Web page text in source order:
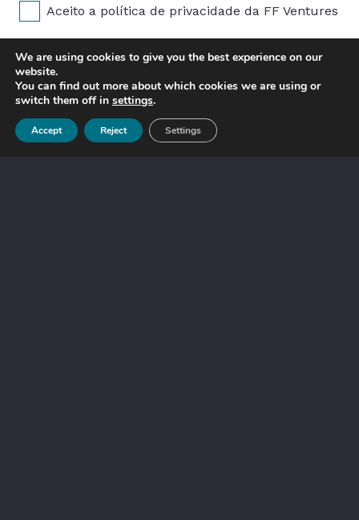
Aceito a política de privacidade da FF Ventures
SUBMETER
We are using cookies to give you the best experience on our
website.
You can find out more about which cookies we are using or
switch them off in settings.
Accept Reject Settings